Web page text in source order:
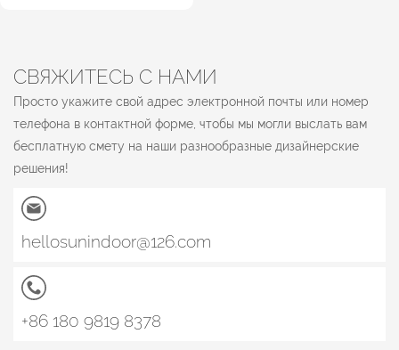
СВЯЖИТЕСЬ С НАМИ
Просто укажите свой адрес электронной почты или номер
телефона в контактной форме, чтобы мы могли выслать вам
бесплатную смету на наши разнообразные дизайнерские
решения!
hellosunindoor@126.com
+86 180 9819 8378